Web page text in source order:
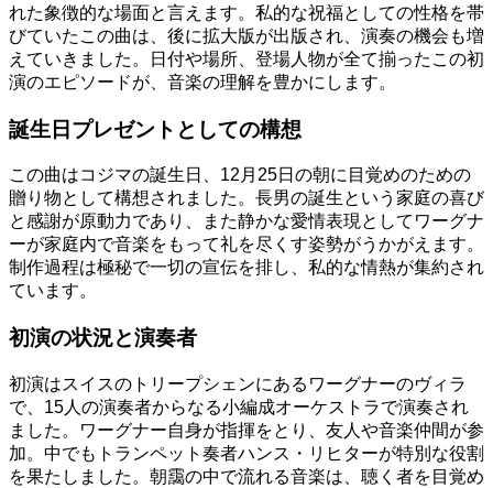
れた象徴的な場面と言えます。私的な祝福としての性格を帯
びていたこの曲は、後に拡大版が出版され、演奏の機会も増
えていきました。日付や場所、登場人物が全て揃ったこの初
演のエピソードが、音楽の理解を豊かにします。
誕生日プレゼントとしての構想
この曲はコジマの誕生日、12月25日の朝に目覚めのための
贈り物として構想されました。長男の誕生という家庭の喜び
と感謝が原動力であり、また静かな愛情表現としてワーグナ
ーが家庭内で音楽をもって礼を尽くす姿勢がうかがえます。
制作過程は極秘で一切の宣伝を排し、私的な情熱が集約され
ています。
初演の状況と演奏者
初演はスイスのトリープシェンにあるワーグナーのヴィラ
で、15人の演奏者からなる小編成オーケストラで演奏され
ました。ワーグナー自身が指揮をとり、友人や音楽仲間が参
加。中でもトランペット奏者ハンス・リヒターが特別な役割
を果たしました。朝靄の中で流れる音楽は、聴く者を目覚め